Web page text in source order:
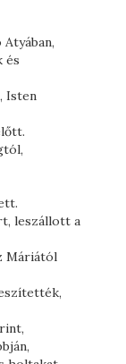
és
Isten
leszállott a
Máriától